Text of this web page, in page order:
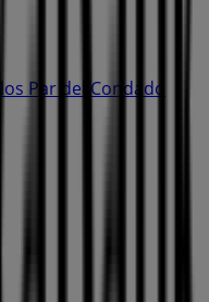
Par del Condado